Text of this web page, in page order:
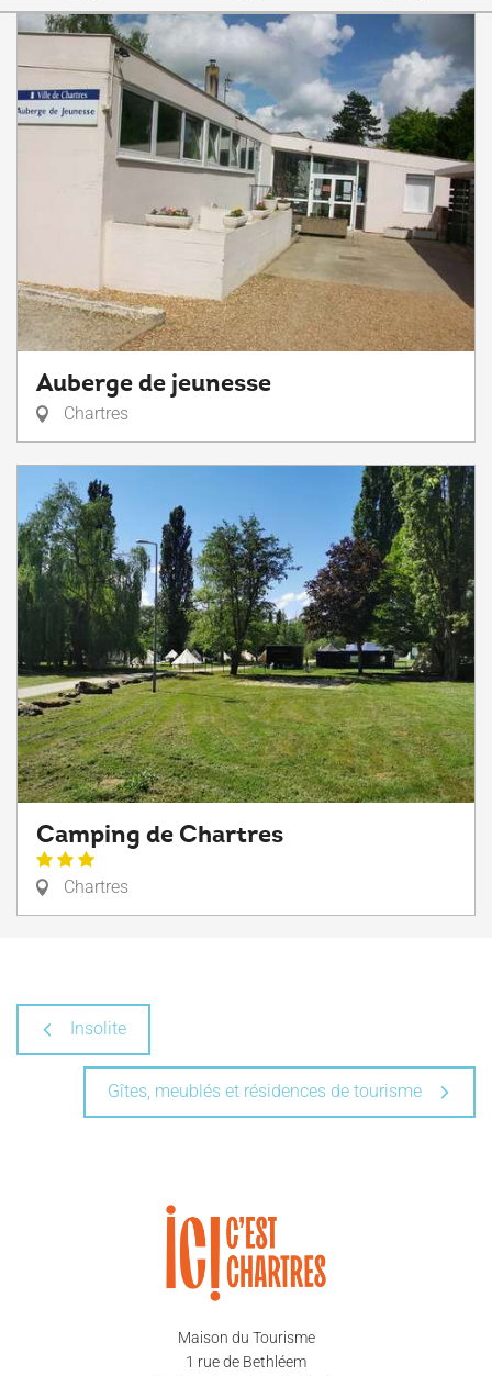
Auberge de jeunesse
Chartres
Camping de Chartres
Chartres
Insolite
Gîtes, meublés et résidences de tourisme
Maison du Tourisme
1 rue de Bethléem